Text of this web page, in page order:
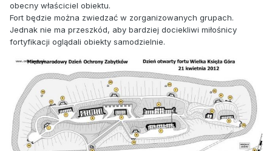
obecny właściciel obiektu.
Fort będzie można zwiedzać w zorganizowanych grupach.
Jednak nie ma przeszkód, aby bardziej dociekliwi miłośnicy
fortyfikacji oglądali obiekty samodzielnie.